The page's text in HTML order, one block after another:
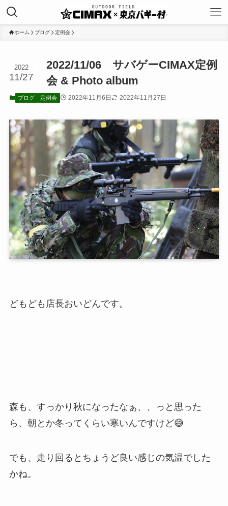
ホーム ブログ 定例会
2022/11/06 サバゲーCIMAX定例
会 & Photo album
2022
11/27
ブログ 定例会 2022年11月6日 2022年11月27日
どもども店長おいどんです。
森も、すっかり秋になったなぁ、、っと思った
ら、朝とか冬ってくらい寒いんですけど😅
でも、走り回るとちょうど良い感じの気温でした
かね。